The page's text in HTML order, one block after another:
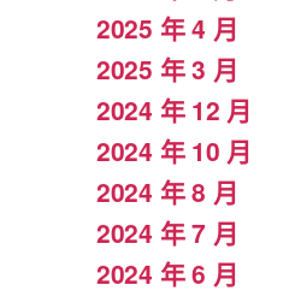
2025 年 4 月
2025 年 3 月
2024 年 12 月
2024 年 10 月
2024 年 8 月
2024 年 7 月
2024 年 6 月